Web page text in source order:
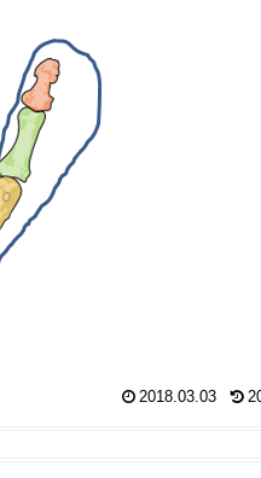
2018.03.03